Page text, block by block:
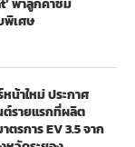
พาลูกค้าชม
พิเศษ
น้าใหม่ ประกาศ
ต์รายแรกที่ผลิต
รการ EV 3.5 จาก